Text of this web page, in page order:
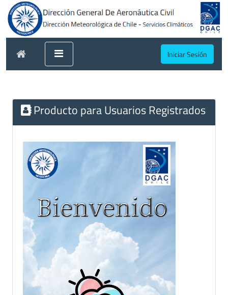
Iniciar Sesión
Producto para Usuarios Registrados